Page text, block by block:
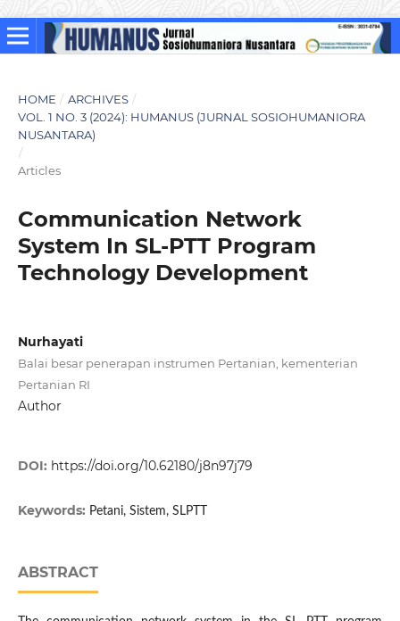
HOME / ARCHIVES /
VOL. 1 NO. 3 (2024): HUMANUS (JURNAL SOSIOHUMANIORA
NUSANTARA)
/
Articles
Communication Network
System In SL-PTT Program
Technology Development
Nurhayati
Balai besar penerapan instrumen Pertanian, kementerian
Pertanian RI
Author
DOI: https://doi.org/10.62180/j8n97j79
Keywords: Petani, Sistem, SLPTT
ABSTRACT